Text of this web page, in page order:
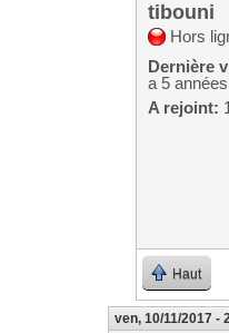
tibouni
Hors
Dernière
a 5
A rejoint:
Haut
ven, 10/11/2017 -